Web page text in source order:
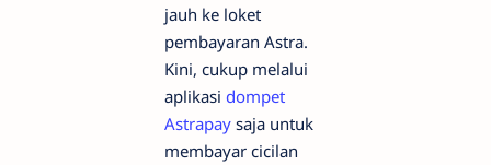
jauh ke loket
pembayaran Astra.
Kini, cukup melalui
aplikasi dompet
Astrapay saja untuk
membayar cicilan